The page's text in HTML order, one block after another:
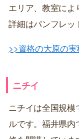
エリア、教室によ
詳細はパンフレッ
>>資格の大原の実
ニチイ
ニチイは全国規模
ルです。福井県